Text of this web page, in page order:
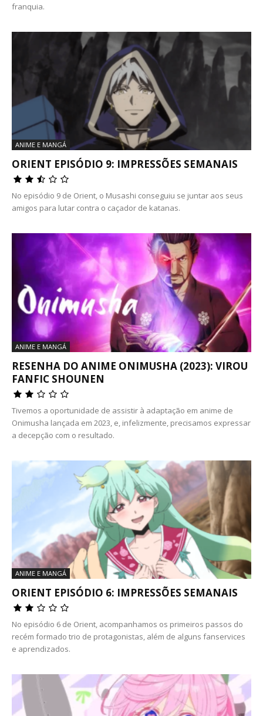
franquia.
ANIME E MANGÁ
ORIENT EPISÓDIO 9: IMPRESSÕES SEMANAIS
No episódio 9 de Orient, o Musashi conseguiu se juntar aos seus
amigos para lutar contra o caçador de katanas.
ANIME E MANGÁ
RESENHA DO ANIME ONIMUSHA (2023): VIROU
FANFIC SHOUNEN
Tivemos a oportunidade de assistir à adaptação em anime de
Onimusha lançada em 2023, e, infelizmente, precisamos expressar
a decepção com o resultado.
ANIME E MANGÁ
ORIENT EPISÓDIO 6: IMPRESSÕES SEMANAIS
No episódio 6 de Orient, acompanhamos os primeiros passos do
recém formado trio de protagonistas, além de alguns fanservices
e aprendizados.